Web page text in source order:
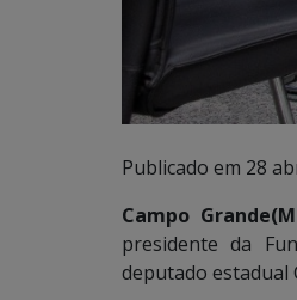
Publicado em 28
Campo
presidente da
deputado estadual